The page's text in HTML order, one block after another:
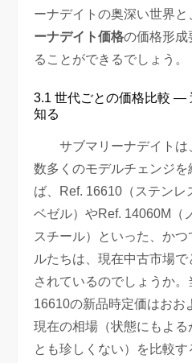
ーナデイトの奥深い世界と
ーナデイト価格の価格形成
ることができるでしょう。
3.1 世代ごとの価格比較 —
知る
サブマリーナデイト
数多くのモデルチェンジを
ば、Ref. 16610（ステンレ
ベゼル）やRef. 14060M（
スチール）といった、か
ルたちは、現在中古市場で
されているのでしょうか
16610の新品時定価はおお
現在の相場（状態にもよる
とも珍しくない）を比較